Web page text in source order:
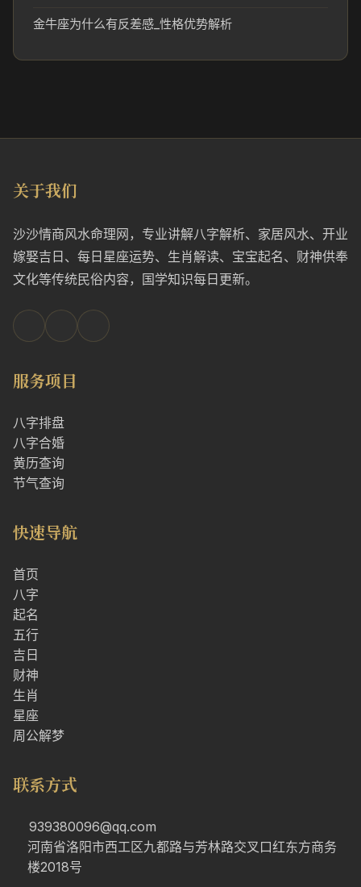
金牛座为什么有反差感_性格优势解析
关于我们
沙沙情商风水命理网，专业讲解八字解析、家居风水、开业
嫁娶吉日、每日星座运势、生肖解读、宝宝起名、财神供奉
文化等传统民俗内容，国学知识每日更新。
服务项目
八字排盘
八字合婚
黄历查询
节气查询
快速导航
首页
八字
起名
五行
吉日
财神
生肖
星座
周公解梦
联系方式
939380096@qq.com
河南省洛阳市西工区九都路与芳林路交叉口红东方商务
楼2018号